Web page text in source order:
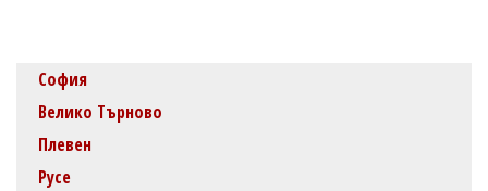
София
Велико Търново
Плевен
Русе